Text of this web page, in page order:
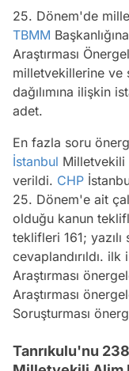
25. Dönem'de
TBMM
Araştırması
milletvekillerine ve
dağılımına ilişkin
adet.
En fazla soru
İstanbul Milletvekili
verildi. CHP
25. Dönem'e ait
olduğu kanun
teklifleri 161;
cevaplandırıldı. ilk
Araştırması
Araştırması
Soruşturması
Tanrıkulu'nu